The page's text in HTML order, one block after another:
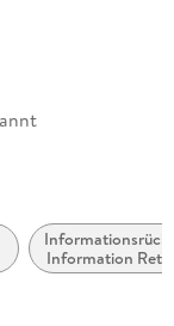
Information